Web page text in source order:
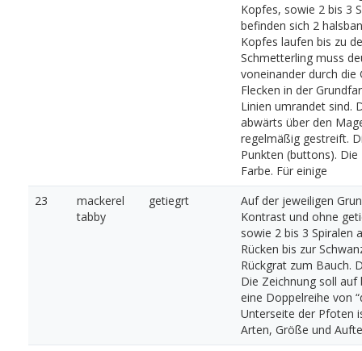
Kopfes, sowie 2 bis 3
befinden sich 2
Kopfes laufen bis zu
Schmetterling muss
voneinander durch die
Flecken in der
Linien umrandet sind.
abwärts über den
regelmäßig gestreift.
Punkten (buttons).
Farbe. Für einige
23
mackerel
tabby
getiegrt
Auf der jeweiligen
Kontrast und ohne
sowie 2 bis 3 Spiralen
Rücken bis zur
Rückgrat zum Bauch.
Die Zeichnung soll
eine Doppelreihe von
Unterseite der Pfoten
Arten, Größe und